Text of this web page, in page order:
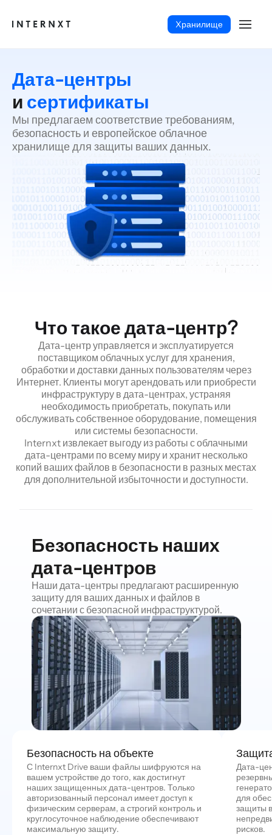
Xранилище
Русский (RU)
Дата-центры
и сертификаты
Мы предлагаем соответствие требованиям,
безопасность и европейское облачное
хранилище для защиты ваших данных.
Что такое дата-центр?
Дата-центр управляется и эксплуатируется
поставщиком облачных услуг для хранения,
обработки и доставки данных пользователям через
Интернет. Клиенты могут арендовать или приобрести
инфраструктуру в дата-центрах, устраняя
необходимость приобретать, покупать или
обслуживать собственное оборудование, помещения
или системы безопасности.
Internxt извлекает выгоду из работы с облачными
дата-центрами по всему миру и хранит несколько
копий ваших файлов в безопасности в разных местах
для дополнительной избыточности и доступности.
Безопасность наших
дата-центров
Наши дата-центры предлагают расширенную
защиту для ваших данных и файлов в
сочетании с безопасной инфраструктурой.
Безопасность на объекте
С Internxt Drive ваши файлы шифруются на
вашем устройстве до того, как достигнут
наших защищенных дата-центров. Только
авторизованный персонал имеет доступ к
физическим серверам, а строгий контроль и
круглосуточное наблюдение обеспечивают
максимальную защиту.
Дата-
для
защиты
рисков.